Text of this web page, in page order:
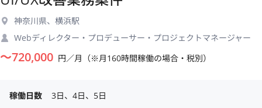
神奈川県、横浜駅
Webディレクター・プロデューサー・プロジェクトマネージャー
〜720,000 円／月（※月160時間稼働の場合・税別）
稼働日数
3日、4日、5日